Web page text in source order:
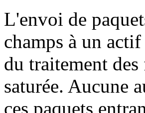
L'envoi de
champs à un
du traitement
saturée. Aucune
ces paquets